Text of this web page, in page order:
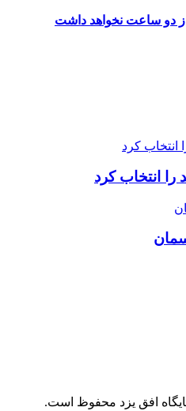
دو ساعت نخواهد داشت
را انتخاب کرد
افق یزد محفوظ است.